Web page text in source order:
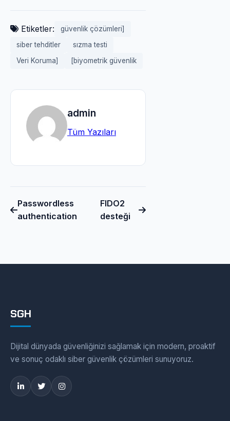
Etiketler:
güvenlik çözümleri]
siber tehditler
sızma testi
Veri Koruma]
[biyometrik güvenlik
admin
Tüm Yazıları
Passwordless
authentication
FIDO2
desteği
SGH
Dijital dünyada güvenliğinizi sağlamak için modern, proaktif
ve sonuç odaklı siber güvenlik çözümleri sunuyoruz.